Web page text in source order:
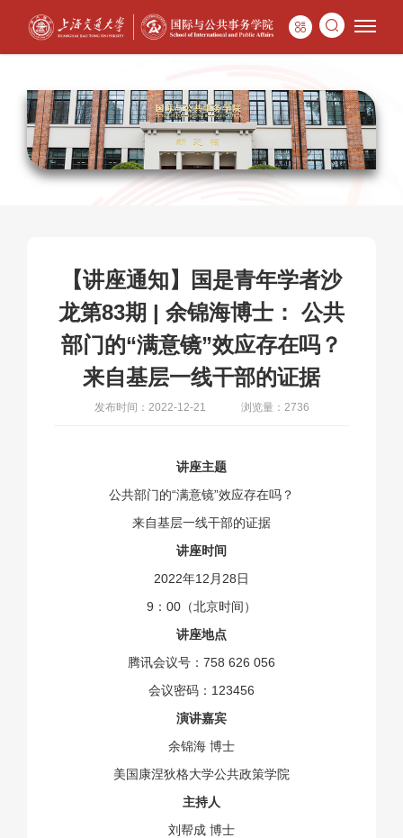
【讲座通知】国是青年学者沙
龙第83期 | 余锦海博士： 公共
部门的“满意镜”效应存在吗？
来自基层一线干部的证据
发布时间：2022-12-21 浏览量：2736
讲座主题
公共部门的“满意镜”效应存在吗？
来自基层一线干部的证据
讲座时间
2022年12月28日
9：00（北京时间）
讲座地点
腾讯会议号：758 626 056
会议密码：123456
演讲嘉宾
余锦海 博士
美国康涅狄格大学公共政策学院
主持人
刘帮成 博士